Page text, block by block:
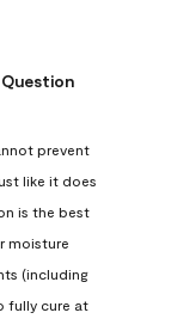
prevent
like it does
is the best
moisture
(including
fully cure at